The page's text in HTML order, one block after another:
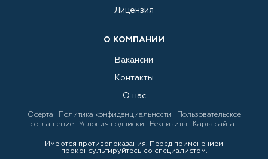
Лицензия
О КОМПАНИИ
Вакансии
Контакты
О нас
Оферта Политика конфиденциальности
Пользовательское
соглашение
Условия подписки Реквизиты Карта сайта
Имеются противопоказания. Перед применением
проконсультируйтесь со специалистом.